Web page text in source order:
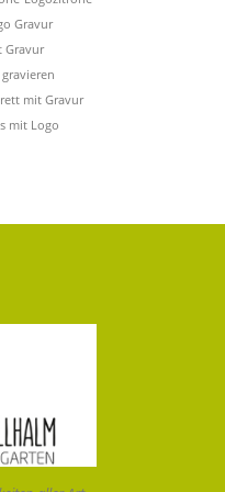
Gravur
Gravur
mit Gravur
mit Logo